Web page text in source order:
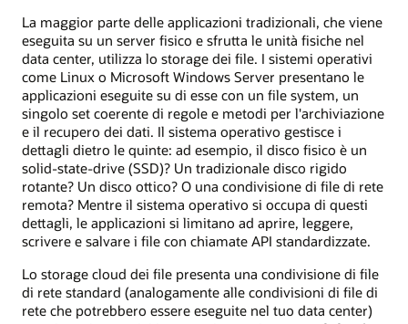
La maggior parte delle applicazioni tradizionali, che viene
eseguita su un server fisico e sfrutta le unità fisiche nel
data center, utilizza lo storage dei file. I sistemi operativi
come Linux o Microsoft Windows Server presentano le
applicazioni eseguite su di esse con un file system, un
singolo set coerente di regole e metodi per l'archiviazione
e il recupero dei dati. Il sistema operativo gestisce i
dettagli dietro le quinte: ad esempio, il disco fisico è un
solid-state-drive (SSD)? Un tradizionale disco rigido
rotante? Un disco ottico? O una condivisione di file di rete
remota? Mentre il sistema operativo si occupa di questi
dettagli, le applicazioni si limitano ad aprire, leggere,
scrivere e salvare i file con chiamate API standardizzate.
Lo storage cloud dei file presenta una condivisione di file
di rete standard (analogamente alle condivisioni di file di
rete che potrebbero essere eseguite nel tuo data center)